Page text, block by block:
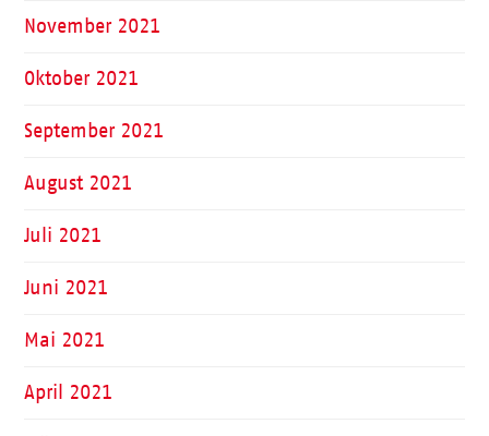
November 2021
Oktober 2021
September 2021
August 2021
Juli 2021
Juni 2021
Mai 2021
April 2021